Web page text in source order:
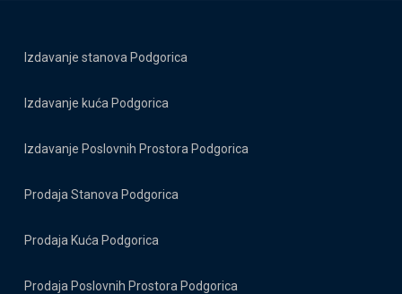
Izdavanje stanova Podgorica
Izdavanje kuća Podgorica
Izdavanje Poslovnih Prostora Podgorica
Prodaja Stanova Podgorica
Prodaja Kuća Podgorica
Prodaja Poslovnih Prostora Podgorica